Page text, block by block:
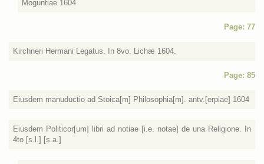
Moguntiae 1604
Page: 77
Kirchneri Hermani Legatus. In 8vo. Lichæ 1604.
Page: 85
Eiusdem manuductio ad Stoica[m] Philosophia[m]. antv.[erpiae] 1604
Eiusdem Politicor[um] libri ad notiae [i.e. notae] de una Religione. In
4to [s.l.] [s.a.]